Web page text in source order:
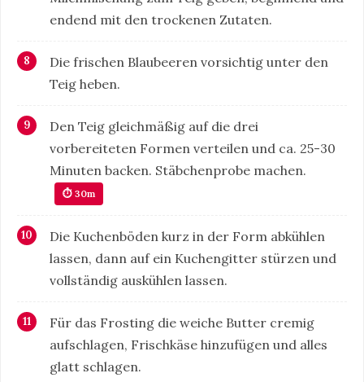
endend mit den trockenen Zutaten.
Die frischen Blaubeeren vorsichtig unter den
Teig heben.
Den Teig gleichmäßig auf die drei
vorbereiteten Formen verteilen und ca. 25-30
Minuten backen. Stäbchenprobe machen.
⏱ 30m
Die Kuchenböden kurz in der Form abkühlen
lassen, dann auf ein Kuchengitter stürzen und
vollständig auskühlen lassen.
Für das Frosting die weiche Butter cremig
aufschlagen, Frischkäse hinzufügen und alles
glatt schlagen.